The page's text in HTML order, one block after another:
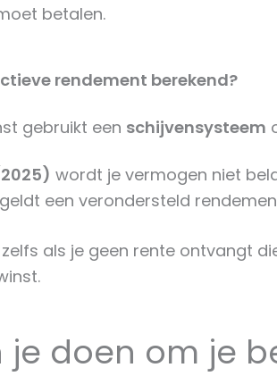
betalen.
rendement berekend?
gebruikt een schijvensysteem
wordt je vermogen niet
geldt een verondersteld
als je geen rente ontvangt
je doen om je